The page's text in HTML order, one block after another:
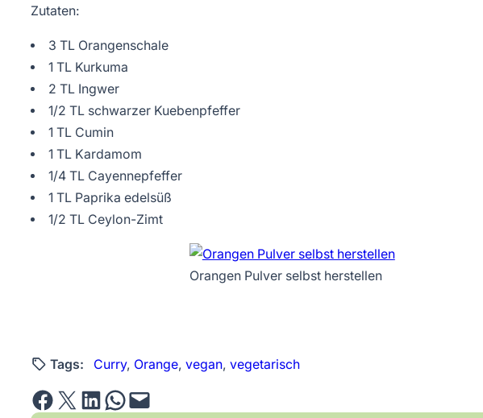
Zutaten:
3 TL Orangenschale
1 TL Kurkuma
2 TL Ingwer
1/2 TL schwarzer Kuebenpfeffer
1 TL Cumin
1 TL Kardamom
1/4 TL Cayennepfeffer
1 TL Paprika edelsüß
1/2 TL Ceylon-Zimt
Orangen Pulver selbst herstellen
Tags: Curry, Orange, vegan, vegetarisch
Share on Facebook Email this Page Share on LinkedIn Share on WhatsApp Email this Page